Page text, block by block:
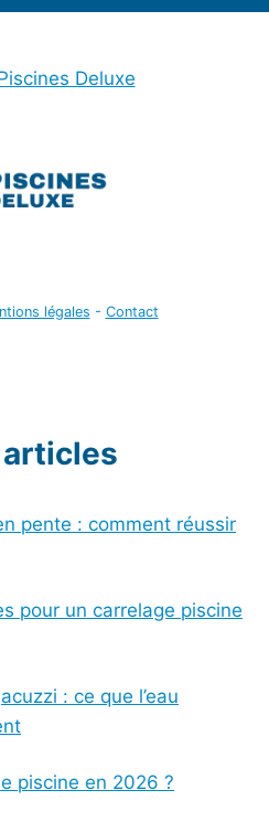
Deluxe
légales - Contact
pente : comment réussir
pour un carrelage piscine
: ce que l’eau
piscine en 2026 ?